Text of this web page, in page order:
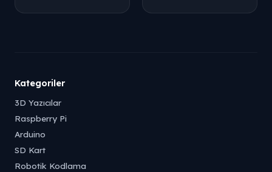
Kategoriler
3D Yazıcılar
Raspberry Pi
Arduino
SD Kart
Robotik Kodlama